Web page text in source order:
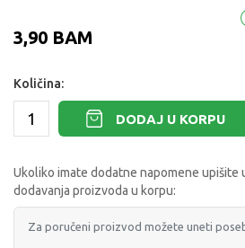
3,90 BAM
Količina:
DODAJ U KORPU
Ukoliko imate dodatne napomene upišite
dodavanja proizvoda u korpu: